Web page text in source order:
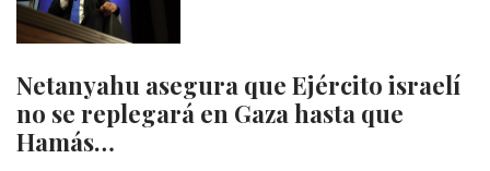
Netanyahu asegura que Ejército israelí
no se replegará en Gaza hasta que
Hamás…